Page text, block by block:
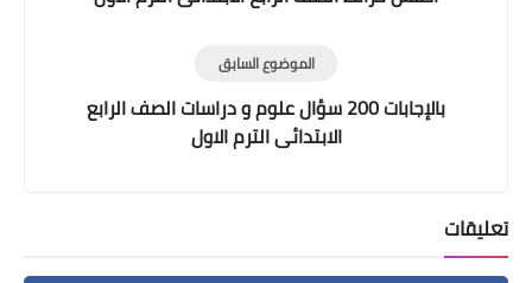
الموضوع السابق
بالإجابات 200 سؤال علوم و دراسات الصف الرابع
الابتدائى الترم الاول
تعليقات